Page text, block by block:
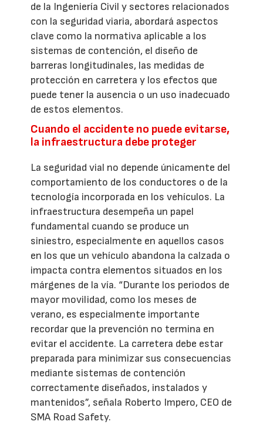
de la Ingeniería Civil y sectores relacionados
con la seguridad viaria, abordará aspectos
clave como la normativa aplicable a los
sistemas de contención, el diseño de
barreras longitudinales, las medidas de
protección en carretera y los efectos que
puede tener la ausencia o un uso inadecuado
de estos elementos.
Cuando el accidente no puede evitarse,
la infraestructura debe proteger
La seguridad vial no depende únicamente del
comportamiento de los conductores o de la
tecnología incorporada en los vehículos. La
infraestructura desempeña un papel
fundamental cuando se produce un
siniestro, especialmente en aquellos casos
en los que un vehículo abandona la calzada o
impacta contra elementos situados en los
márgenes de la vía. “Durante los periodos de
mayor movilidad, como los meses de
verano, es especialmente importante
recordar que la prevención no termina en
evitar el accidente. La carretera debe estar
preparada para minimizar sus consecuencias
mediante sistemas de contención
correctamente diseñados, instalados y
mantenidos”, señala Roberto Impero, CEO de
SMA Road Safety.